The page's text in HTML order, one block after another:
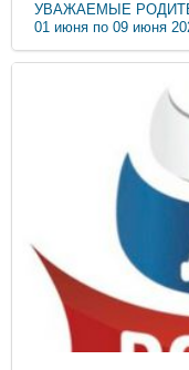
УВАЖАЕМЫЕ
01 июня по 09 июня
комплектованию
2023 года размещены
дошкольных
колонке
записи) о детях,
сверить номер в
номером учёта в
Вам при регистрации
Республики Крым». В
Вам необходимо
образовательного
зачислении
должен быть
в противном случае
статус «Не явился».
уточнения
«Управление
Республики Крым»